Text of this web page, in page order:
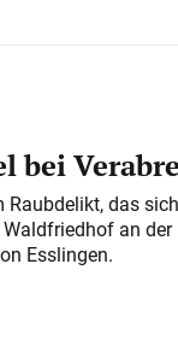
bei
das
an
Esslingen.